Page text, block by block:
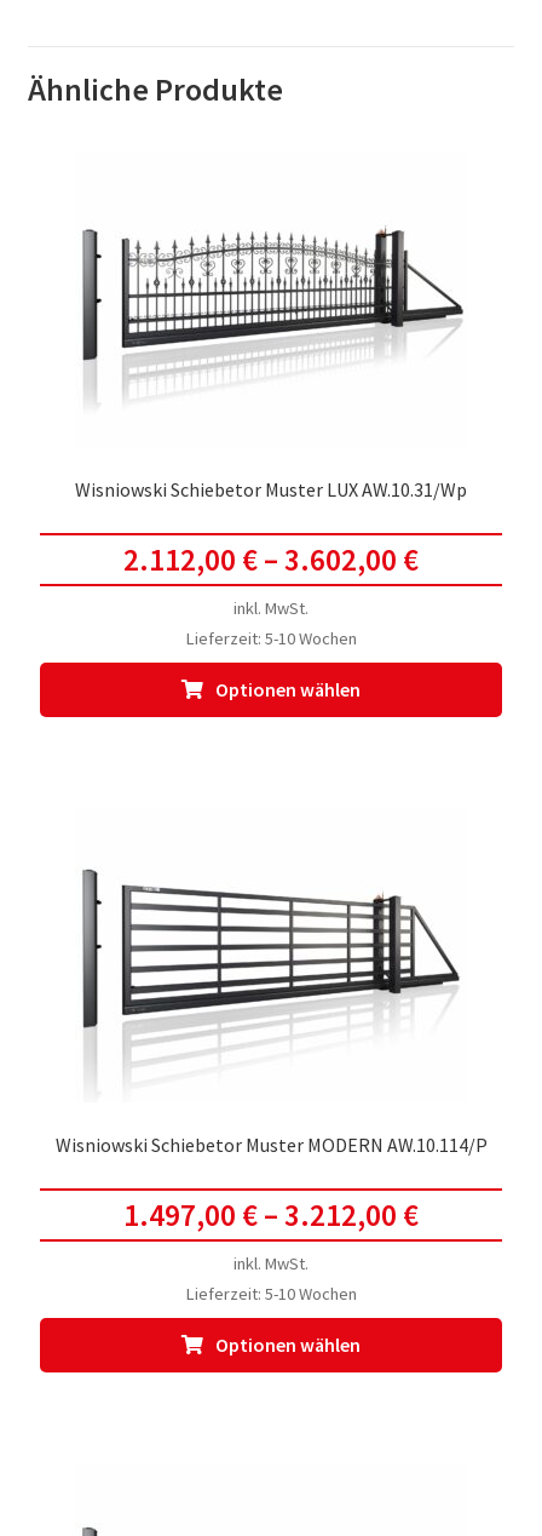
Ähnliche Produkte
Wisniowski Schiebetor Muster LUX AW.10.31/Wp
2.112,00 €–3.602,00 €
inkl. MwSt.
Lieferzeit: 5-10 Wochen
Optionen wählen
Wisniowski Schiebetor Muster MODERN AW.10.114/P
1.497,00 €–3.212,00 €
inkl. MwSt.
Lieferzeit: 5-10 Wochen
Optionen wählen